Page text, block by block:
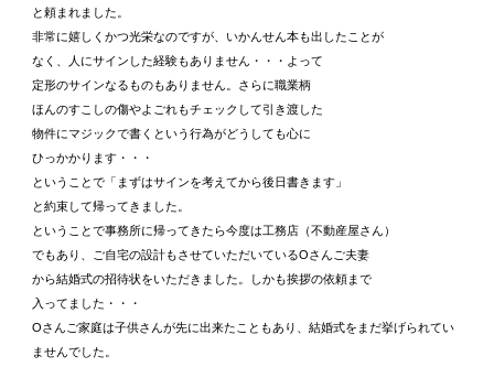
と頼まれました。
非常に嬉しくかつ光栄なのですが、いかんせん本も出したことが
なく、人にサインした経験もありません・・・よって
定形のサインなるものもありません。さらに職業柄
ほんのすこしの傷やよごれもチェックして引き渡した
物件にマジックで書くという行為がどうしても心に
ひっかかります・・・
ということで「まずはサインを考えてから後日書きます」
と約束して帰ってきました。
ということで事務所に帰ってきたら今度は工務店（不動産屋さん）
でもあり、ご自宅の設計もさせていただいているOさんご夫妻
から結婚式の招待状をいただきました。しかも挨拶の依頼まで
入ってました・・・
Oさんご家庭は子供さんが先に出来たこともあり、結婚式をまだ挙げられてい
ませんでした。